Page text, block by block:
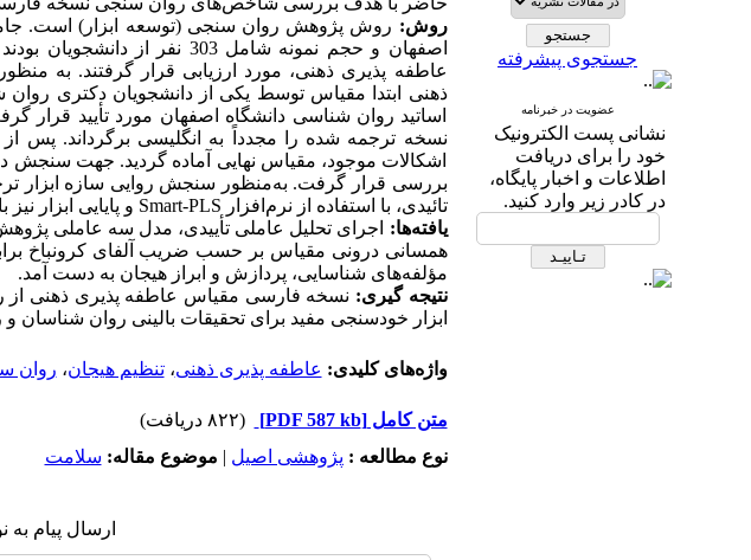
جستجوی پیشرفته
عضویت در خبرنامه
نشانی پست الکترونیک
خود را برای دریافت
اطلاعات و اخبار پایگاه،
در کادر زیر وارد کنید.
روش: روش پژوهش روان سنجی (توسعه ابزار) است.
اصفهان و حجم نمونه شامل 303
عاطفه پذیری ذهنی، مورد ارزیابی قرار گرفتند. به
ذهنی ابتدا مقیاس توسط یکی از دانشجویان دکتری
اساتید روان شناسی دانشگاه اصفهان مورد تأیید قرار
نسخه ترجمه شده را مجدداً به انگلیسی برگرداند.
اشکالات موجود، مقیاس نهایی آماده گردید. جهت سنجش
بررسی قرار گرفت. به‌منظور سنجش روایی سازه ابزار
تائیدی، با استفاده از نرم‌افزار Smart-PLS و پایایی ابزار
یافته‌ها: اجرای تحلیل عاملی تأییدی، مدل سه عاملی
مؤلفه‌های شناسایی، پردازش و ابراز هیجان به دست آمد.
نتیجه گیری: نسخه فارسی مقیاس عاطفه پذیری ذهنی از
ابزار خودسنجی مفید برای تحقیقات بالینی روان شناسان و
واژه‌های کلیدی: عاطفه پذیری ذهنی،تنظیم هیجان، روان
متن کامل[PDF 587 kb]
(۸۲۲ دریافت)
نوع مطالعه : پژوهشی اصيل | موضوع مقاله: سلامت
ارسال پیام